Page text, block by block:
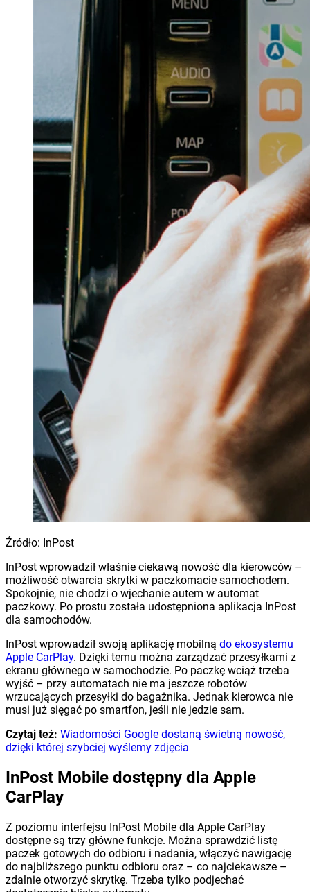
Źródło: InPost
InPost wprowadził właśnie ciekawą nowość dla kierowców –
możliwość otwarcia skrytki w paczkomacie samochodem.
Spokojnie, nie chodzi o wjechanie autem w automat
paczkowy. Po prostu została udostępniona aplikacja InPost
dla samochodów.
InPost wprowadził swoją aplikację mobilną do ekosystemu
Apple CarPlay. Dzięki temu można zarządzać przesyłkami z
ekranu głównego w samochodzie. Po paczkę wciąż trzeba
wyjść – przy automatach nie ma jeszcze robotów
wrzucających przesyłki do bagażnika. Jednak kierowca nie
musi już sięgać po smartfon, jeśli nie jedzie sam.
Czytaj też: Wiadomości Google dostaną świetną nowość,
dzięki której szybciej wyślemy zdjęcia
InPost Mobile dostępny dla Apple
CarPlay
Z poziomu interfejsu InPost Mobile dla Apple CarPlay
dostępne są trzy główne funkcje. Można sprawdzić listę
paczek gotowych do odbioru i nadania, włączyć nawigację
do najbliższego punktu odbioru oraz – co najciekawsze –
zdalnie otworzyć skrytkę. Trzeba tylko podjechać